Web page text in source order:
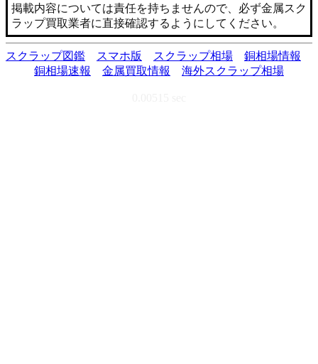
掲載内容については責任を持ちませんので、必ず金属スク
ラップ買取業者に直接確認するようにしてください。
スクラップ図鑑 スマホ版 スクラップ相場
銅相場情報
銅相場速報
金属買取情報 海外スクラップ相場